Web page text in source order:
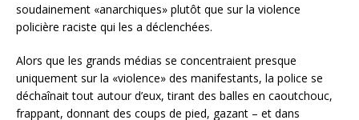
soudainement «anarchiques» plutôt que sur la violence
policière raciste qui les a déclenchées.
Alors que les grands médias se concentraient presque
uniquement sur la «violence» des manifestants, la police se
déchaînait tout autour d’eux, tirant des balles en caoutchouc,
frappant, donnant des coups de pied, gazant – et dans